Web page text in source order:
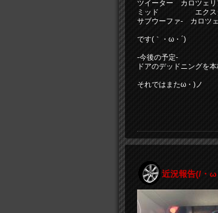
ツイーター カロツェ
ミッド エクスタ
サブウーファ‐ カロツ
です(｀・ω・´)
‐今後の予定‐
ドアのデッドニングを
それではまたω・)ノ
近況報告(/・